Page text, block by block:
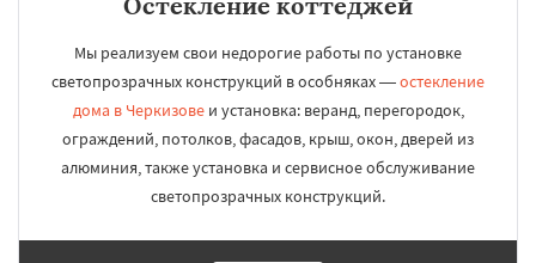
Мы реализуем свои недорогие работы по установке
светопрозрачных конструкций в особняках —остекление
дома в Черкизовеи установка: веранд, перегородок,
ограждений, потолков, фасадов, крыш, окон, дверей из
алюминия, также установка и сервисное обслуживание
светопрозрачных конструкций.